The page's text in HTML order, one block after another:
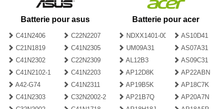
Batterie pour asus
C41N2406
C22N2207
C21N1819
C41N2305
C41N2302
C22N2309
C41N2102-1
C41N2203
A42-G74
C41N2311
C41N2303
C32N2002-2
Batterie pour acer
NDXX1401-00-01-3S1P-0
AS10D41
UM09A31
AS07A31
AL12B3
AS09C31
AP12D8K
AP22ABN
AP19B5K
AP18C7K
AP21B7Q
AP20A7N